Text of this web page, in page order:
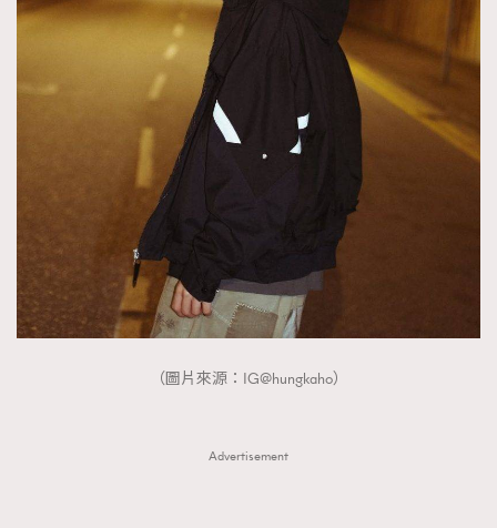
（圖片來源：IG@hungkaho）
Advertisement